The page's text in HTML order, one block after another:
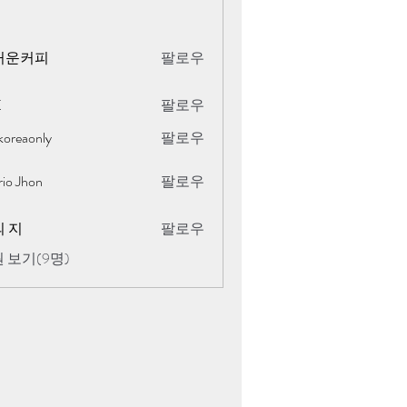
운커피 팔로우
팔로우
팔로우
Jhon 팔로우
지
팔로우
보기(9명)